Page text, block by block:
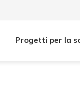
Progetti per la